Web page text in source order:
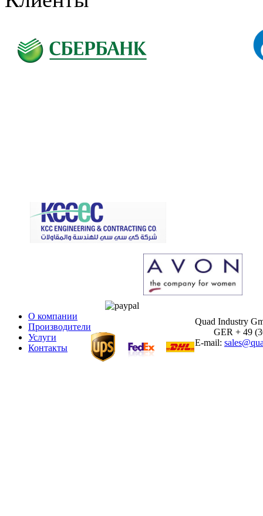
О компании
Производители
Услуги
Контакты
Quad Industry
GER + 49
E-mail: